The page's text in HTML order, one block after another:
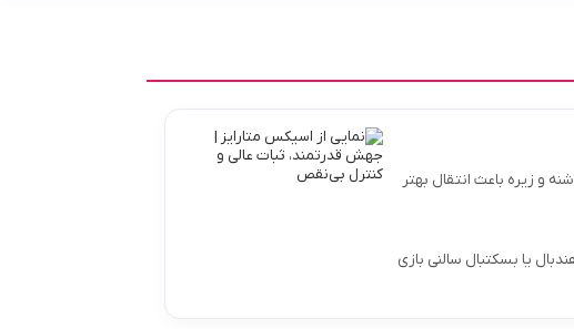
و زیره باعث انتقال بهتر
یا بسکتبال سالنی بازی